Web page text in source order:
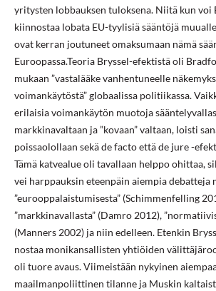
yritysten lobbauksen tuloksena. Niitä kun voi
kiinnostaa lobata EU-tyylisiä sääntöjä
ovat kerran joutuneet omaksumaan nämä
Euroopassa.Teoria Bryssel-efektistä oli
mukaan ”vastalääke vanhentuneelle
voimankäytöstä” globaalissa politiikassa.
erilaisia voimankäytön muotoja
markkinavaltaan ja ”kovaan” valtaan, loisti
poissaolollaan sekä de facto että de jure -
Tämä katvealue oli tavallaan helppo ohittaa,
vei harppauksin eteenpäin aiempia
”eurooppalaistumisesta” (Schimmenfelling
”markkinavallasta” (Damro 2012),
(Manners 2002) ja niin edelleen. Etenkin
nostaa monikansallisten yhtiöiden
oli tuore avaus. Viimeistään nykyinen
maailmanpoliittinen tilanne ja Muskin